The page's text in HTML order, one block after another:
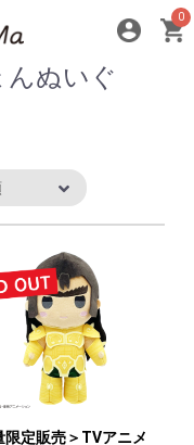
0
ぬいぐ
限定販売＞TVアニメ